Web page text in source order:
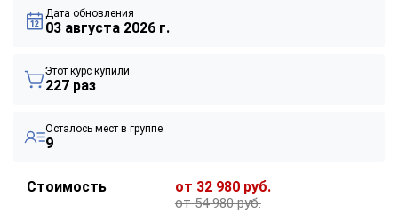
Дата обновления
03 августа 2026 г.
Этот курс купили
227 раз
Осталось мест в группе
9
Стоимость от 32 980 руб.
от 54 980 руб.